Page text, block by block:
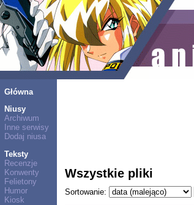
Główna
Niusy
Archiwum
Inne serwisy
Dodaj niusa
Teksty
Recenzje
Konwenty
Felietony
Humor
Kiosk
Wszystkie pliki
Sortowanie: